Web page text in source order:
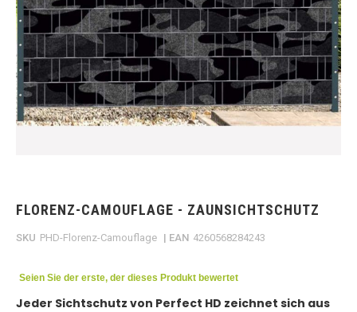
FLORENZ-CAMOUFLAGE - ZAUNSICHTSCHUTZ
SKU PHD-Florenz-Camouflage | EAN 4260568284243
Seien Sie der erste, der dieses Produkt bewertet
Jeder Sichtschutz von Perfect HD zeichnet sich aus
beginning
the
gallery